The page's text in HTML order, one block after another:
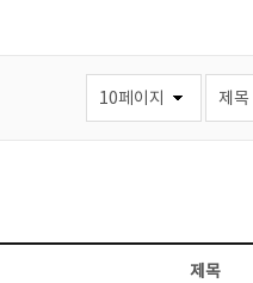
제목